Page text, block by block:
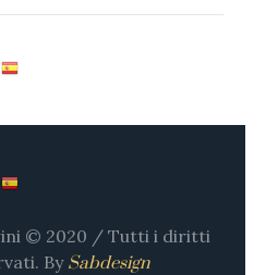
© 2020 / Tutti i diritti
By Sabdesign